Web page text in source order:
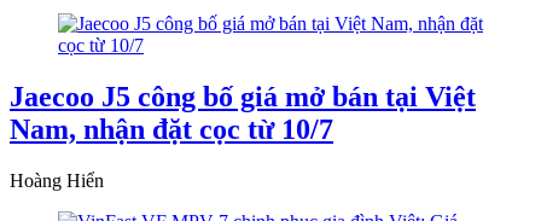
Jaecoo J5 công bố giá mở bán tại Việt
Nam, nhận đặt cọc từ 10/7
Hoàng Hiển